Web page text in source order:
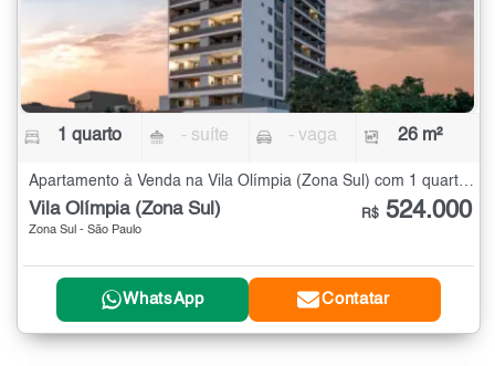
1 quarto - suíte - vaga 26 m²
Apartamento à Venda na Vila Olímpia (Zona Sul) com 1 quarto - 26 m²
Vila Olímpia (Zona Sul)
Zona Sul - São Paulo
R$ 524.000
WhatsApp Contatar